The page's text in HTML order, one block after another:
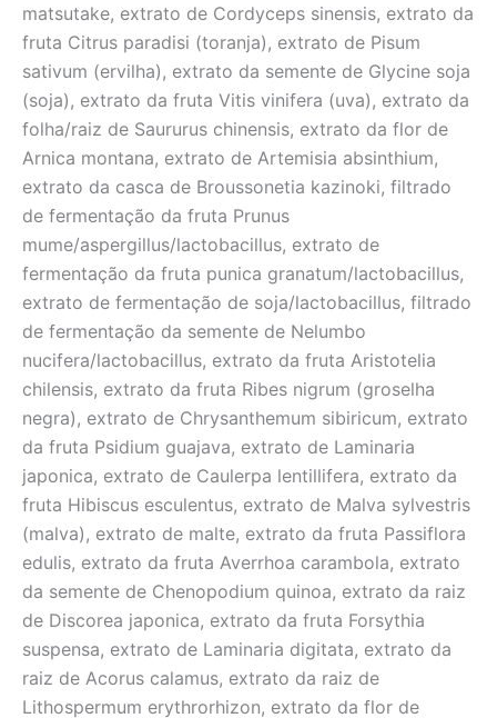
matsutake, extrato de Cordyceps sinensis, extrato da
fruta Citrus paradisi (toranja), extrato de Pisum
sativum (ervilha), extrato da semente de Glycine soja
(soja), extrato da fruta Vitis vinifera (uva), extrato da
folha/raiz de Saururus chinensis, extrato da flor de
Arnica montana, extrato de Artemisia absinthium,
extrato da casca de Broussonetia kazinoki, filtrado
de fermentação da fruta Prunus
mume/aspergillus/lactobacillus, extrato de
fermentação da fruta punica granatum/lactobacillus,
extrato de fermentação de soja/lactobacillus, filtrado
de fermentação da semente de Nelumbo
nucifera/lactobacillus, extrato da fruta Aristotelia
chilensis, extrato da fruta Ribes nigrum (groselha
negra), extrato de Chrysanthemum sibiricum, extrato
da fruta Psidium guajava, extrato de Laminaria
japonica, extrato de Caulerpa lentillifera, extrato da
fruta Hibiscus esculentus, extrato de Malva sylvestris
(malva), extrato de malte, extrato da fruta Passiflora
edulis, extrato da fruta Averrhoa carambola, extrato
da semente de Chenopodium quinoa, extrato da raiz
de Discorea japonica, extrato da fruta Forsythia
suspensa, extrato de Laminaria digitata, extrato da
raiz de Acorus calamus, extrato da raiz de
Lithospermum erythrorhizon, extrato da flor de